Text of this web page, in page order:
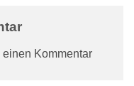
Kommentar